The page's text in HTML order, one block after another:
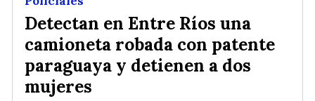
Detectan en Entre Ríos una
camioneta robada con patente
paraguaya y detienen a dos
mujeres